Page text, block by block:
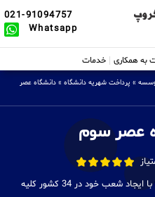
021-91094757
Whatsapp
به همکاری خدمات
» پرداخت شهریه دانشگاه » دانشگاه عصر
عصر سوم
(Sabtta Group) با ایجاد شعب خود در 34 کشور کلیه